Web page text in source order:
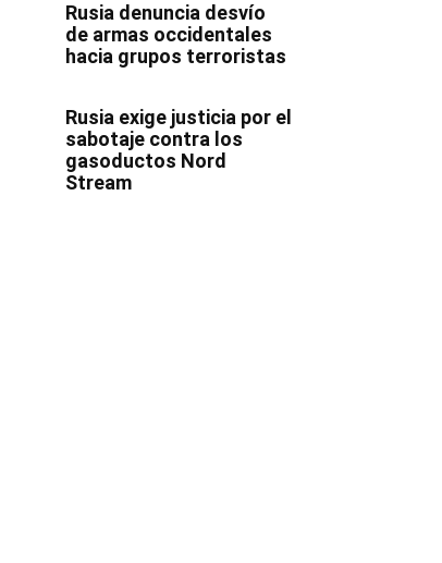
Rusia denuncia desvío
de armas occidentales
hacia grupos terroristas
Rusia exige justicia por el
sabotaje contra los
gasoductos Nord
Stream